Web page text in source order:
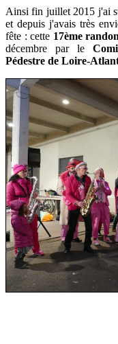
Ainsi fin juillet 2015 j'ai
et depuis j'avais très
fête : cette 17ème
décembre par le
Pédestre de Loire-